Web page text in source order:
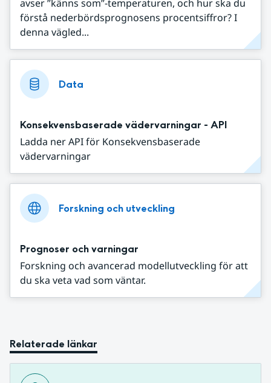
avser ”känns som”-temperaturen, och hur ska du
förstå nederbördsprognosens procentsiffror? I
denna vägled...
Data
Konsekvensbaserade vädervarningar - API
Ladda ner API för Konsekvensbaserade
vädervarningar
Forskning och utveckling
Prognoser och varningar
Forskning och avancerad modellutveckling för att
du ska veta vad som väntar.
Relaterade länkar